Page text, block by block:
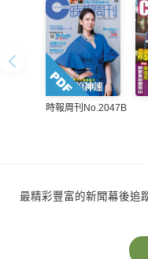
時報周刊No.2047B
最精彩豐富的新聞幕後追